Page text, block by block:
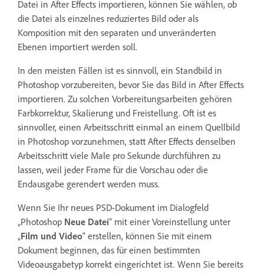
Datei in After Effects importieren, können Sie wählen, ob
die Datei als einzelnes reduziertes Bild oder als
Komposition mit den separaten und unveränderten
Ebenen importiert werden soll.
In den meisten Fällen ist es sinnvoll, ein Standbild in
Photoshop vorzubereiten, bevor Sie das Bild in After Effects
importieren. Zu solchen Vorbereitungsarbeiten gehören
Farbkorrektur, Skalierung und Freistellung. Oft ist es
sinnvoller, einen Arbeitsschritt einmal an einem Quellbild
in Photoshop vorzunehmen, statt After Effects denselben
Arbeitsschritt viele Male pro Sekunde durchführen zu
lassen, weil jeder Frame für die Vorschau oder die
Endausgabe gerendert werden muss.
Wenn Sie Ihr neues PSD-Dokument im Dialogfeld
„Photoshop Neue Datei“ mit einer Voreinstellung unter
„Film und Video“ erstellen, können Sie mit einem
Dokument beginnen, das für einen bestimmten
Videoausgabetyp korrekt eingerichtet ist. Wenn Sie bereits